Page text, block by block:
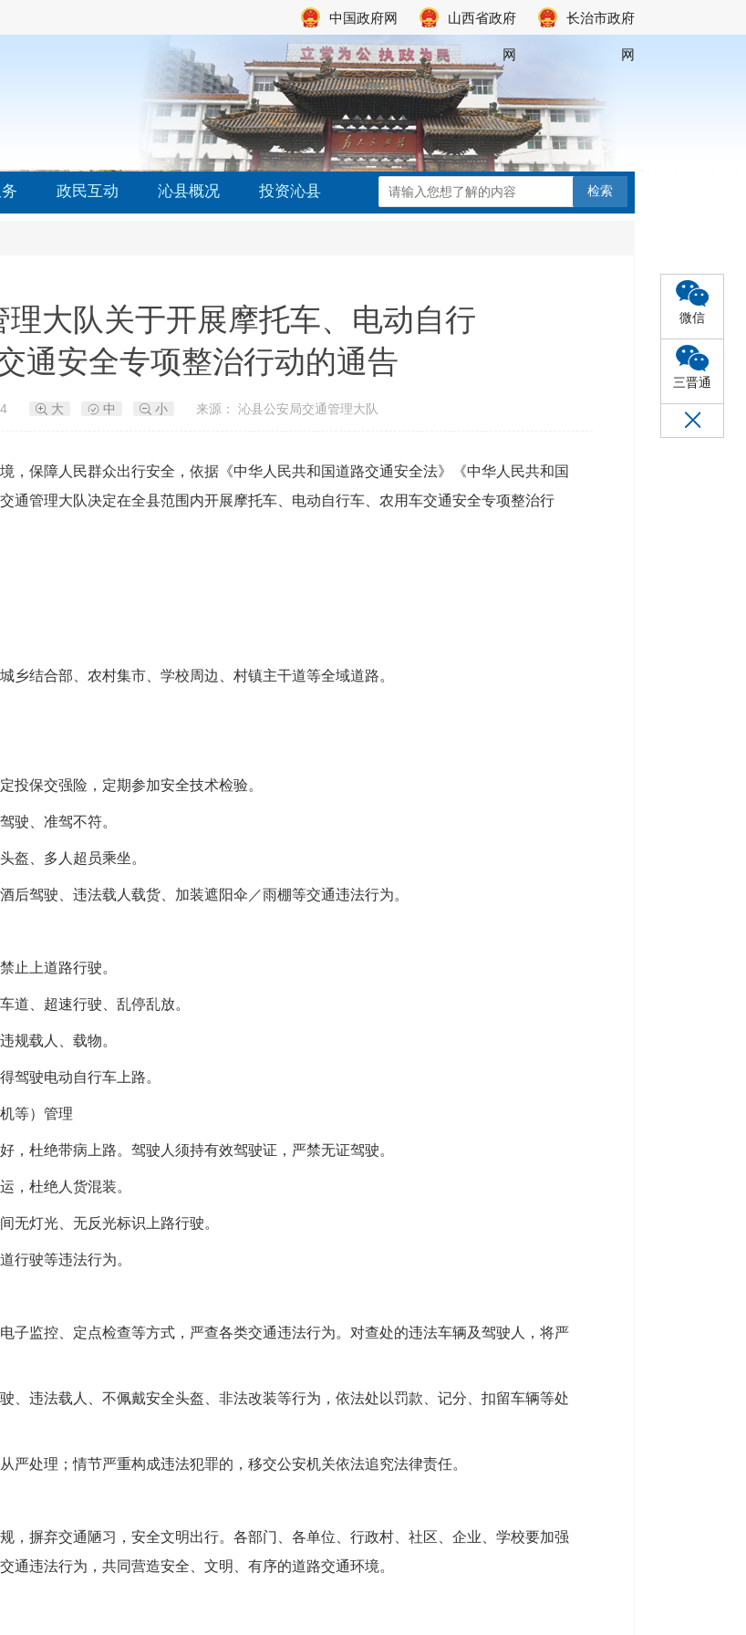
微信
三晋通
中国政府网 山西省政府
网
长治市政府
网
政民互动 沁县概况 投资沁县
大队关于开展摩托车、电动自行
通安全专项整治行动的通告
大 中 小 来源： 沁县公安局交通管理大队
，保障人民群众出行安全，依据《中华人民共和国道路交通安全法》《中华人民共和国
通管理大队决定在全县范围内开展摩托车、电动自行车、农用车交通安全专项整治行
乡结合部、农村集市、学校周边、村镇主干道等全域道路。
投保交强险，定期参加安全技术检验。
驶、准驾不符。
盔、多人超员乘坐。
后驾驶、违法载人载货、加装遮阳伞／雨棚等交通违法行为。
止上道路行驶。
道、超速行驶、乱停乱放。
规载人、载物。
驾驶电动自行车上路。
等）管理
，杜绝带病上路。驾驶人须持有效驾驶证，严禁无证驾驶。
，杜绝人货混装。
无灯光、无反光标识上路行驶。
行驶等违法行为。
子监控、定点检查等方式，严查各类交通违法行为。对查处的违法车辆及驾驶人，将严
、违法载人、不佩戴安全头盔、非法改装等行为，依法处以罚款、记分、扣留车辆等处
严处理；情节严重构成违法犯罪的，移交公安机关依法追究法律责任。
，摒弃交通陋习，安全文明出行。各部门、各单位、行政村、社区、企业、学校要加强
通违法行为，共同营造安全、文明、有序的道路交通环境。